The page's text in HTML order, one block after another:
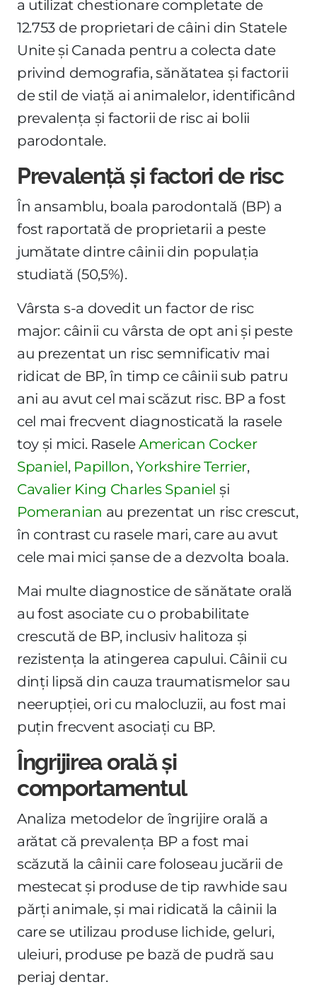
a utilizat chestionare completate de
12.753 de proprietari de câini din Statele
Unite și Canada pentru a colecta date
privind demografia, sănătatea și factorii
de stil de viață ai animalelor, identificând
prevalența și factorii de risc ai bolii
parodontale.
Prevalență și factori de risc
În ansamblu, boala parodontală (BP) a
fost raportată de proprietarii a peste
jumătate dintre câinii din populația
studiată (50,5%).
Vârsta s-a dovedit un factor de risc
major: câinii cu vârsta de opt ani și peste
au prezentat un risc semnificativ mai
ridicat de BP, în timp ce câinii sub patru
ani au avut cel mai scăzut risc. BP a fost
cel mai frecvent diagnosticată la rasele
toy și mici. RaseleAmerican Cocker
Spaniel, Papillon,Yorkshire Terrier,
Cavalier King Charles Spaniel și
Pomeranian au prezentat un risc crescut,
în contrast cu rasele mari, care au avut
cele mai mici șanse de a dezvolta boala.
Mai multe diagnostice de sănătate orală
au fost asociate cu o probabilitate
crescută de BP, inclusiv halitoza și
rezistența la atingerea capului. Câinii cu
dinți lipsă din cauza traumatismelor sau
neerupției, ori cu malocluzii, au fost mai
puțin frecvent asociați cu BP.
Îngrijirea orală și
comportamentul
Analiza metodelor de îngrijire orală a
arătat că prevalența BP a fost mai
scăzută la câinii care foloseau jucării de
mestecat și produse de tip rawhide sau
părți animale, și mai ridicată la câinii la
care se utilizau produse lichide, geluri,
uleiuri, produse pe bază de pudră sau
periaj dentar.